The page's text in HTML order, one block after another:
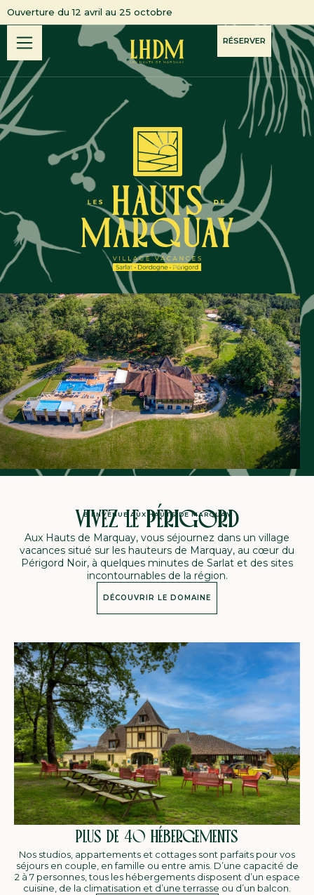
Ouverture du 12 avril au 25 octobre
RÉSERVER
BIENVENUE AUX HAUTS DE MARQUAY
VIVEZ LE PÉRIGORD
Aux Hauts de Marquay, vous séjournez dans un village
vacances situé sur les hauteurs de Marquay, au cœur du
Périgord Noir, à quelques minutes de Sarlat et des sites
incontournables de la région.
DÉCOUVRIR LE DOMAINE
PLUS DE 40 HÉBERGEMENTS
Nos studios, appartements et cottages sont parfaits pour vos
séjours en couple, en famille ou entre amis. D’une capacité de
2 à 7 personnes, tous les hébergements disposent d’un espace
cuisine, de la climatisation et d’une terrasse ou d’un balcon.